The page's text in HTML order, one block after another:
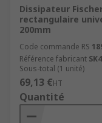
Dissipateur
rectangulaire
200mm
Code commande RS
Référence fabricant
Sous-total (1 unité)
69,13 €HT
Quantité